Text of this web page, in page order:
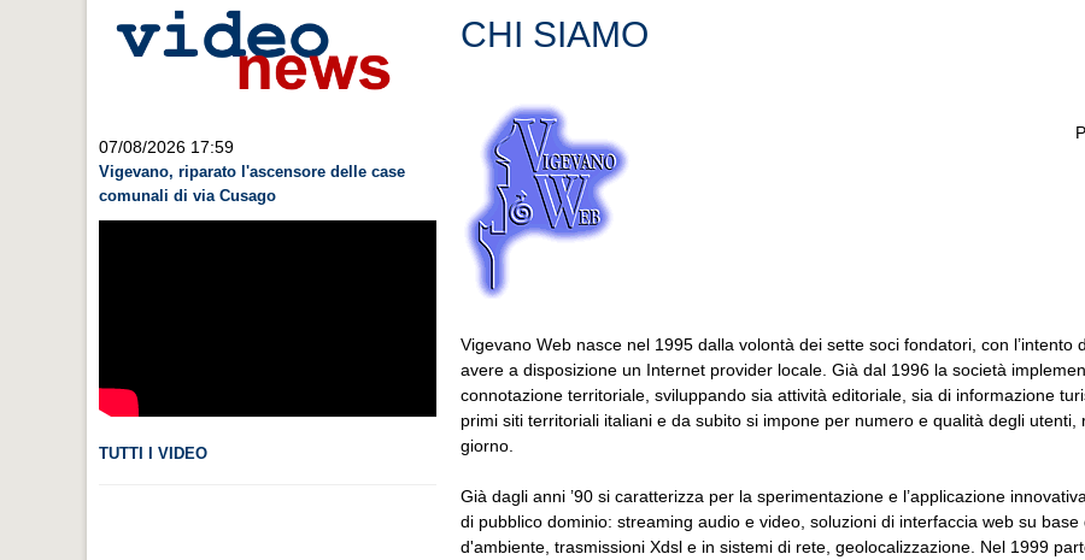
07/08/2026 17:59
Vigevano, riparato l'ascensore delle case
comunali di via Cusago
TUTTI I VIDEO
CHI SIAMO
Vigevano Web nasce nel 1995 dalla volontà dei sette soci fondatori, con l’intento
avere a disposizione un Internet provider locale. Già dal 1996 la società
connotazione territoriale, sviluppando sia attività editoriale, sia di informazione
primi siti territoriali italiani e da subito si impone per numero e qualità degli
giorno.
Già dagli anni ’90 si caratterizza per la sperimentazione e l’applicazione
di pubblico dominio: streaming audio e video, soluzioni di interfaccia web su
d'ambiente, trasmissioni Xdsl e in sistemi di rete, geolocalizzazione. Nel 1999